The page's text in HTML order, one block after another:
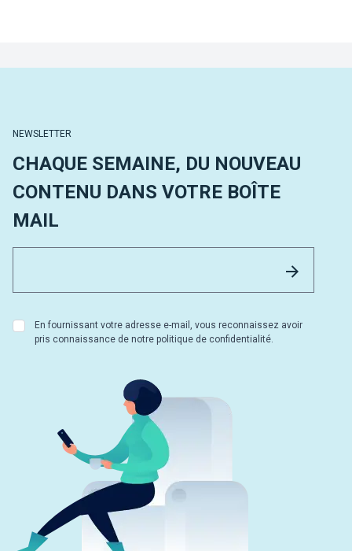
NEWSLETTER
CHAQUE SEMAINE, DU NOUVEAU
CONTENU DANS VOTRE BOÎTE
MAIL
En fournissant votre adresse e-mail, vous reconnaissez avoir
pris connaissance de notre politique de confidentialité.